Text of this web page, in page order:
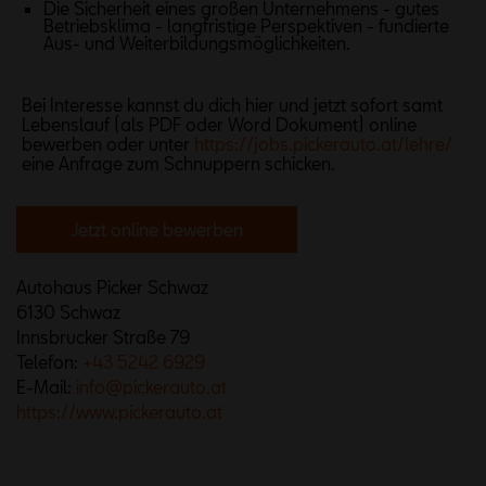
Die Sicherheit eines großen Unternehmens - gutes
Betriebsklima - langfristige Perspektiven - fundierte
Aus- und Weiterbildungsmöglichkeiten.
Bei Interesse kannst du dich hier und jetzt sofort samt
Lebenslauf (als PDF oder Word Dokument) online
bewerben oder unter
eine Anfrage zum Schnuppern schicken.
Autohaus Picker Schwaz
6130 Schwaz
Innsbrucker Straße 79
Telefon:
E-Mail: